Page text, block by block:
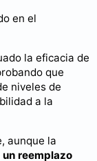
en el
la eficacia de
que
niveles de
a la
aunque la
un reemplazo